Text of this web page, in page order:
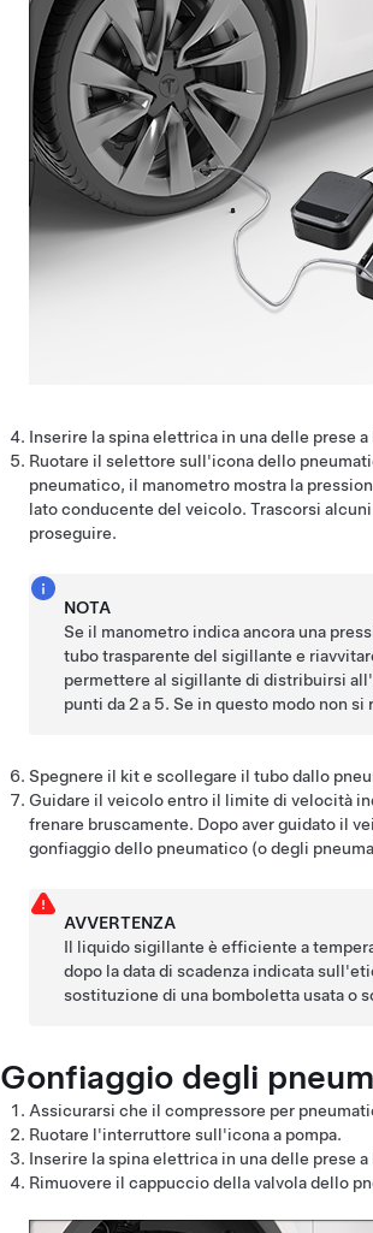
Inserire la spina elettrica in una delle prese
Ruotare il selettore sull'icona dello
pneumatico, il manometro mostra la
lato conducente del veicolo. Trascorsi
proseguire.
NOTA
Se il manometro indica ancora una
tubo trasparente del sigillante e
permettere al sigillante di distribuirsi
punti da 2 a 5. Se in questo modo non
Spegnere il kit e scollegare il tubo dallo
Guidare il veicolo entro il limite di velocità
frenare bruscamente. Dopo aver guidato il
gonfiaggio dello pneumatico (o degli
AVVERTENZA
Il liquido sigillante è efficiente a
dopo la data di scadenza indicata
sostituzione di una bomboletta usata o
Gonfiaggio degli
Assicurarsi che il compressore per
Ruotare l'interruttore sull'icona a pompa.
Inserire la spina elettrica in una delle prese
Rimuovere il cappuccio della valvola dello